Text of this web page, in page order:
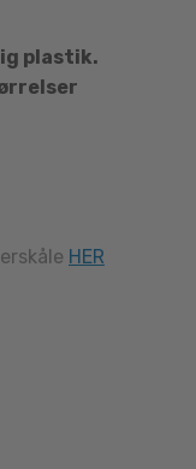
plastik.
HER